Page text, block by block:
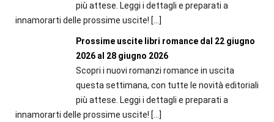
più attese. Leggi i dettagli e preparati a
innamorarti delle prossime uscite! […]
Prossime uscite libri romance dal 22 giugno
2026 al 28 giugno 2026
Scopri i nuovi romanzi romance in uscita
questa settimana, con tutte le novità editoriali
più attese. Leggi i dettagli e preparati a
innamorarti delle prossime uscite! […]